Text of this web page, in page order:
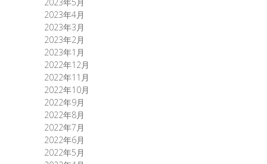
2023年4月
2023年3月
2023年2月
2023年1月
2022年12月
2022年11月
2022年10月
2022年9月
2022年8月
2022年7月
2022年6月
2022年5月